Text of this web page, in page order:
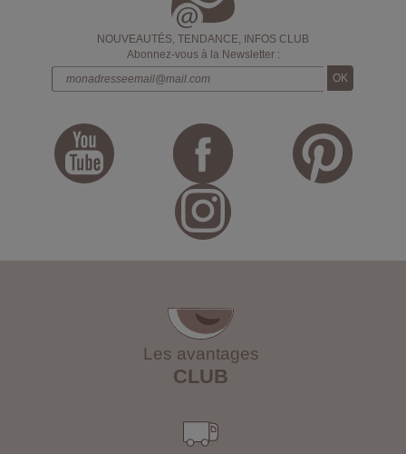
NOUVEAUTÉS, TENDANCE, INFOS CLUB
Abonnez-vous à la Newsletter :
Les avantages
CLUB